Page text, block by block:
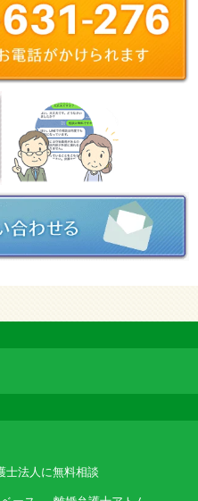
士法人に無料相談